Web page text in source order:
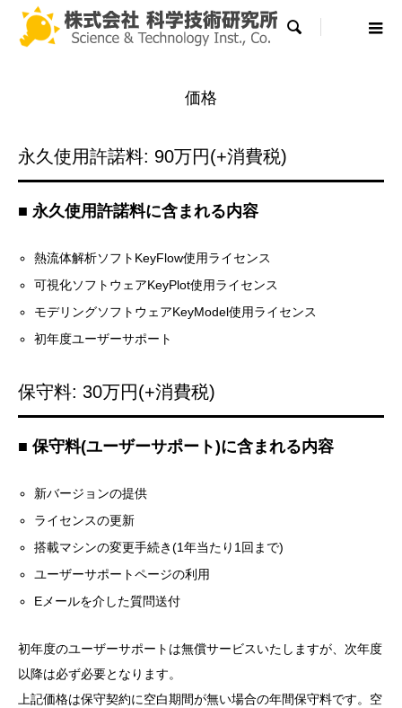

価格
永久使用許諾料: 90万円(+消費税)
■ 永久使用許諾料に含まれる内容
熱流体解析ソフトKeyFlow使用ライセンス
可視化ソフトウェアKeyPlot使用ライセンス
モデリングソフトウェアKeyModel使用ライセンス
初年度ユーザーサポート
保守料: 30万円(+消費税)
■ 保守料(ユーザーサポート)に含まれる内容
新バージョンの提供
ライセンスの更新
搭載マシンの変更手続き(1年当たり1回まで)
ユーザーサポートページの利用
Eメールを介した質問送付
初年度のユーザーサポートは無償サービスいたしますが、次年度
以降は必ず必要となります。
上記価格は保守契約に空白期間が無い場合の年間保守料です。空